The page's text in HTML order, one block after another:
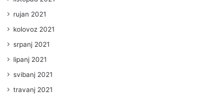
rujan 2021
kolovoz 2021
srpanj 2021
lipanj 2021
svibanj 2021
travanj 2021